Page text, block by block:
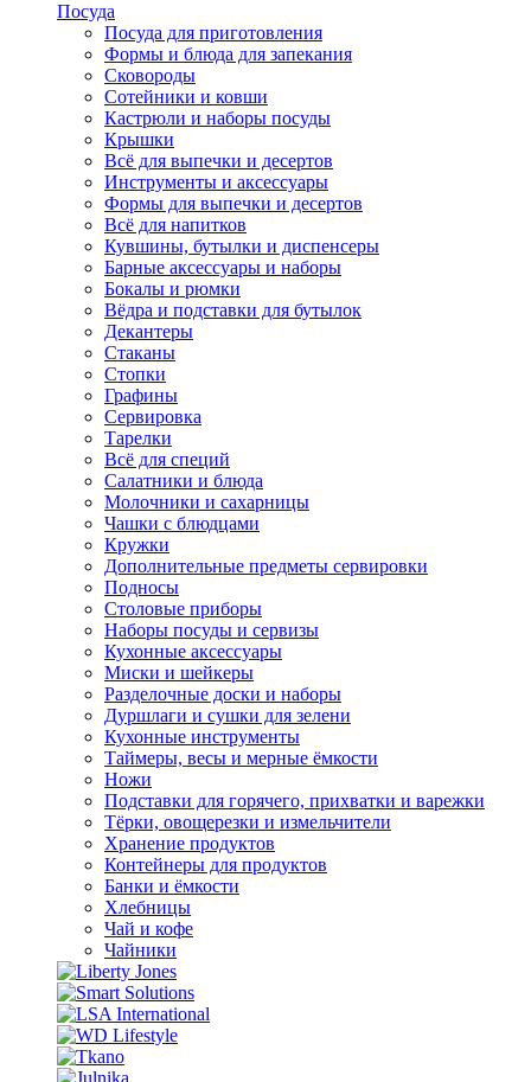
Посуда
Посуда для приготовления
Формы и блюда для запекания
Сковороды
Сотейники и ковши
Кастрюли и наборы посуды
Крышки
Всё для выпечки и десертов
Инструменты и аксессуары
Формы для выпечки и десертов
Всё для напитков
Кувшины, бутылки и диспенсеры
Барные аксессуары и наборы
Бокалы и рюмки
Вёдра и подставки для бутылок
Декантеры
Стаканы
Стопки
Графины
Сервировка
Тарелки
Всё для специй
Салатники и блюда
Молочники и сахарницы
Чашки с блюдцами
Кружки
Дополнительные предметы сервировки
Подносы
Столовые приборы
Наборы посуды и сервизы
Кухонные аксессуары
Миски и шейкеры
Разделочные доски и наборы
Дуршлаги и сушки для зелени
Кухонные инструменты
Таймеры, весы и мерные ёмкости
Ножи
Подставки для горячего, прихватки и варежки
Тёрки, овощерезки и измельчители
Хранение продуктов
Контейнеры для продуктов
Банки и ёмкости
Хлебницы
Чай и кофе
Чайники